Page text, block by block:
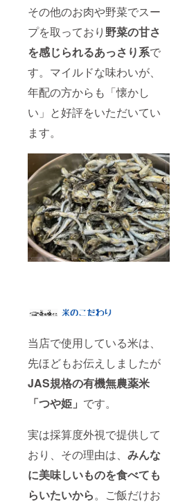
その他のお肉や野菜でスー
プを取っており野菜の甘さ
を感じられるあっさり系で
す。マイルドな味わいが、
年配の方からも「懐かし
い」と好評をいただいてい
ます。
当店で使用している米は、
先ほどもお伝えしましたが
JAS規格の有機無農薬米
「つや姫」 です。
実は採算度外視で提供して
おり、その理由は、 みんな
に美味しいものを食べても
らいたいから。ご飯だけお